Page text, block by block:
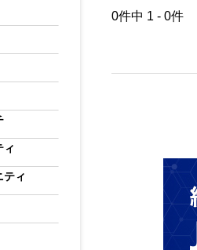
ィ
ティ
0件中 1 - 0件